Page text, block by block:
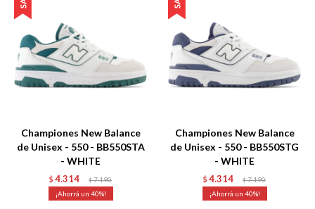
Championes New Balance
de Unisex - 550 - BB550STA
- WHITE
$ 4.314 $ 7.190
40
Championes New Balance
de Unisex - 550 - BB550STG
- WHITE
$ 4.314 $ 7.190
40